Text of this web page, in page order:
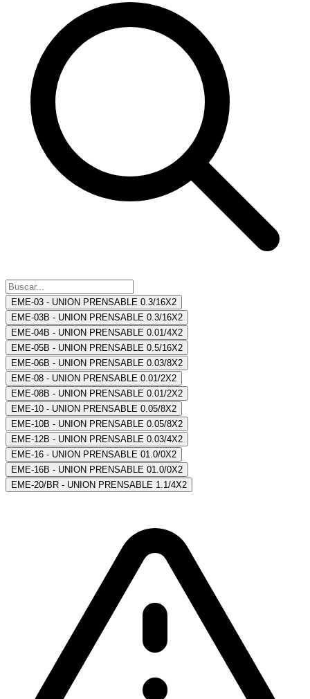
EME-03 - UNION PRENSABLE 0.3/16X2
EME-03B - UNION PRENSABLE 0.3/16X2
EME-04B - UNION PRENSABLE 0.01/4X2
EME-05B - UNION PRENSABLE 0.5/16X2
EME-06B - UNION PRENSABLE 0.03/8X2
EME-08 - UNION PRENSABLE 0.01/2X2
EME-08B - UNION PRENSABLE 0.01/2X2
EME-10 - UNION PRENSABLE 0.05/8X2
EME-10B - UNION PRENSABLE 0.05/8X2
EME-12B - UNION PRENSABLE 0.03/4X2
EME-16 - UNION PRENSABLE 01.0/0X2
EME-16B - UNION PRENSABLE 01.0/0X2
EME-20/BR - UNION PRENSABLE 1.1/4X2